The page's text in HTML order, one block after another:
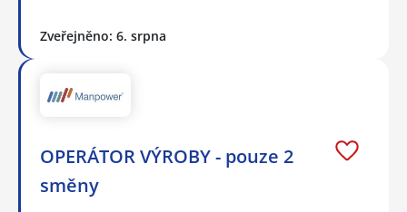
Zveřejněno: 6. srpna
OPERÁTOR VÝROBY - pouze 2
směny